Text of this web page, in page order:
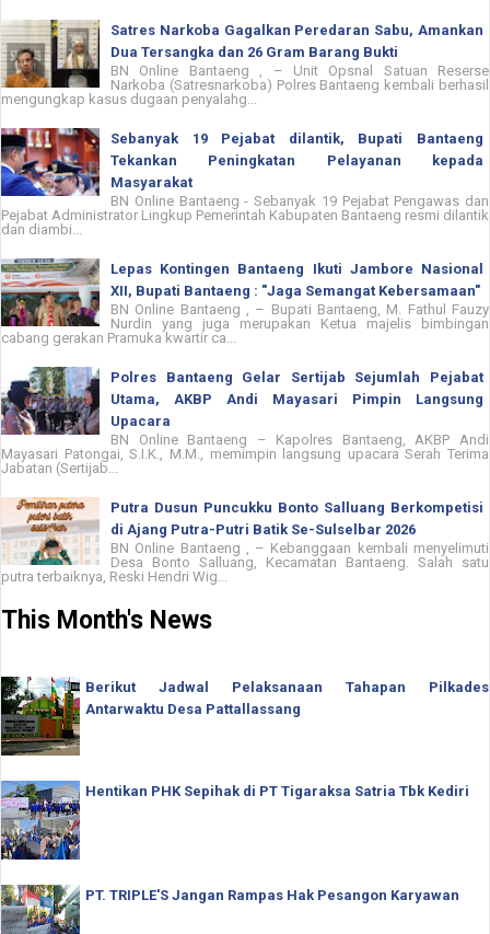
Satres Narkoba Gagalkan Peredaran Sabu, Amankan
Dua Tersangka dan 26 Gram Barang Bukti
BN Online Bantaeng , – Unit Opsnal Satuan Reserse
Narkoba (Satresnarkoba) Polres Bantaeng kembali berhasil
mengungkap kasus dugaan penyalahg...
Sebanyak 19 Pejabat dilantik, Bupati Bantaeng
Tekankan Peningkatan Pelayanan kepada
Masyarakat
BN Online Bantaeng - Sebanyak 19 Pejabat Pengawas dan
Pejabat Administrator Lingkup Pemerintah Kabupaten Bantaeng resmi dilantik
dan diambi...
Lepas Kontingen Bantaeng Ikuti Jambore Nasional
XII, Bupati Bantaeng : "Jaga Semangat Kebersamaan"
BN Online Bantaeng , – Bupati Bantaeng, M. Fathul Fauzy
Nurdin yang juga merupakan Ketua majelis bimbingan
cabang gerakan Pramuka kwartir ca...
Polres Bantaeng Gelar Sertijab Sejumlah Pejabat
Utama, AKBP Andi Mayasari Pimpin Langsung
Upacara
BN Online Bantaeng – Kapolres Bantaeng, AKBP Andi
Mayasari Patongai, S.I.K., M.M., memimpin langsung upacara Serah Terima
Jabatan (Sertijab...
Putra Dusun Puncukku Bonto Salluang Berkompetisi
di Ajang Putra-Putri Batik Se-Sulselbar 2026
BN Online Bantaeng , – Kebanggaan kembali menyelimuti
Desa Bonto Salluang, Kecamatan Bantaeng. Salah satu
putra terbaiknya, Reski Hendri Wig...
This Month's News
Berikut Jadwal Pelaksanaan Tahapan Pilkades
Antarwaktu Desa Pattallassang
Hentikan PHK Sepihak di PT Tigaraksa Satria Tbk Kediri
PT. TRIPLE'S Jangan Rampas Hak Pesangon Karyawan